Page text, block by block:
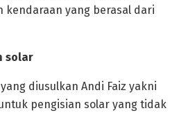
kendaraan yang berasal dari
solar
diusulkan Andi Faiz yakni
pengisian solar yang tidak